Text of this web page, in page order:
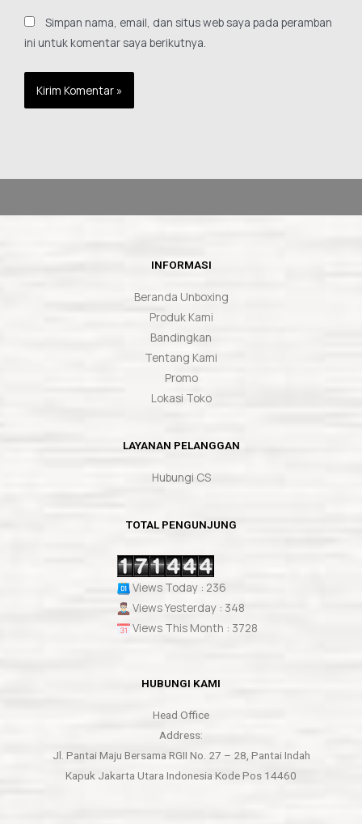
Simpan nama, email, dan situs web saya pada peramban
ini untuk komentar saya berikutnya.
INFORMASI
Beranda Unboxing
Produk Kami
Bandingkan
Tentang Kami
Promo
Lokasi Toko
LAYANAN PELANGGAN
Hubungi CS
TOTAL PENGUNJUNG
Views Today : 236
Views Yesterday : 348
Views This Month : 3728
HUBUNGI KAMI
Head Office
Address:
Jl. Pantai Maju Bersama RGII No. 27 – 28, Pantai Indah
Kapuk Jakarta Utara Indonesia Kode Pos 14460